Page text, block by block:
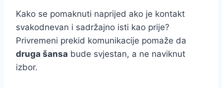
Kako se pomaknuti naprijed ako je kontakt
svakodnevan i sadržajno isti kao prije?
Privremeni prekid komunikacije pomaže da
druga šansa bude svjestan, a ne naviknut
izbor.